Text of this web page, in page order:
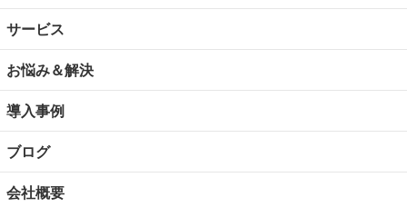
サービス
お悩み＆解決
導入事例
ブログ
会社概要